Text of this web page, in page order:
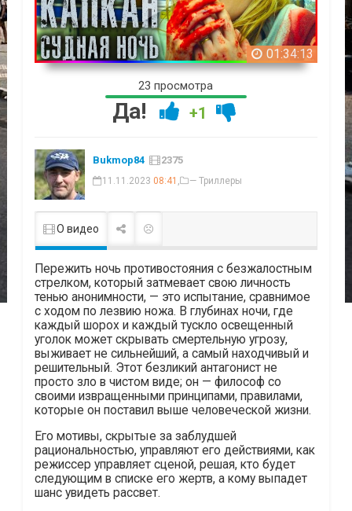
01:34:13
23 просмотра
Да! +1
Bukmop84 2375
11.11.2023 08:41 , — Триллеры
О видео
Пережить ночь противостояния с безжалостным
стрелком, который затмевает свою личность
тенью анонимности, — это испытание, сравнимое
с ходом по лезвию ножа. В глубинах ночи, где
каждый шорох и каждый тускло освещенный
уголок может скрывать смертельную угрозу,
выживает не сильнейший, а самый находчивый и
решительный. Этот безликий антагонист не
просто зло в чистом виде; он — философ со
своими извращенными принципами, правилами,
которые он поставил выше человеческой жизни.
Его мотивы, скрытые за заблудшей
рациональностью, управляют его действиями, как
режиссер управляет сценой, решая, кто будет
следующим в списке его жертв, а кому выпадет
шанс увидеть рассвет.